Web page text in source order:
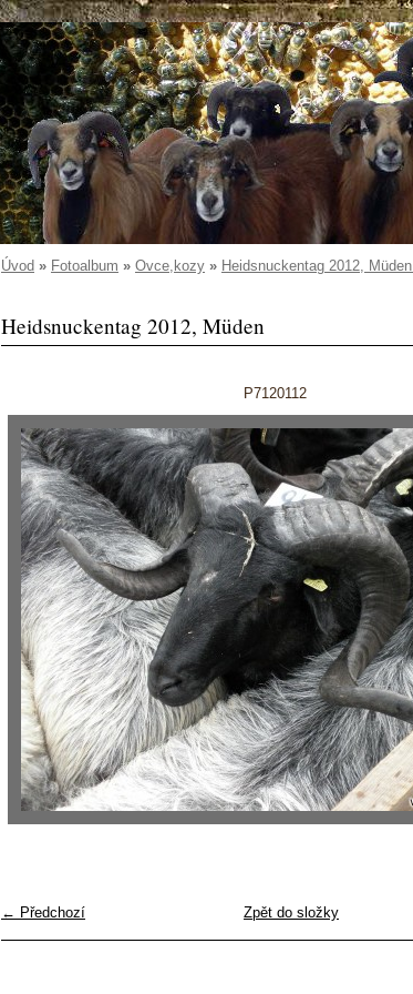
Úvod » Fotoalbum » Ovce,kozy » Heidsnuckentag 2012, Müden
Heidsnuckentag 2012, Müden
P7120112
← Předchozí Zpět do složky